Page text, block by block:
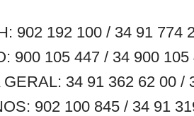
902 192 100 / 34 91 774
900 105 447 / 34 900 105
34 91 362 62 00 /
902 100 845 / 34 91